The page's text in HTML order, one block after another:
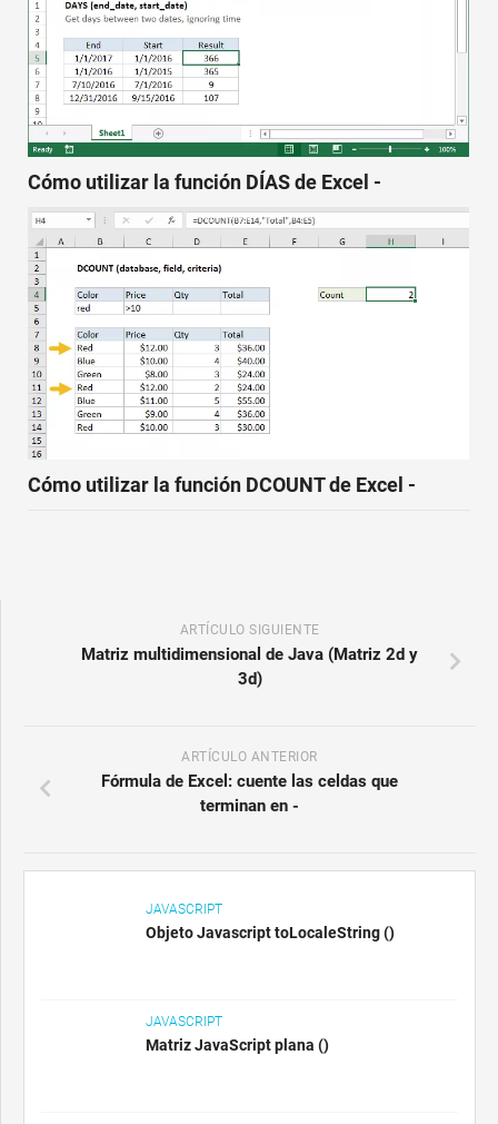
Cómo utilizar la función DÍAS de Excel -
Cómo utilizar la función DCOUNT de Excel -
ARTÍCULO SIGUIENTE
Matriz multidimensional de Java (Matriz 2d y
3d)
ARTÍCULO ANTERIOR
Fórmula de Excel: cuente las celdas que
terminan en -
JAVASCRIPT
Objeto Javascript toLocaleString ()
JAVASCRIPT
Matriz JavaScript plana ()